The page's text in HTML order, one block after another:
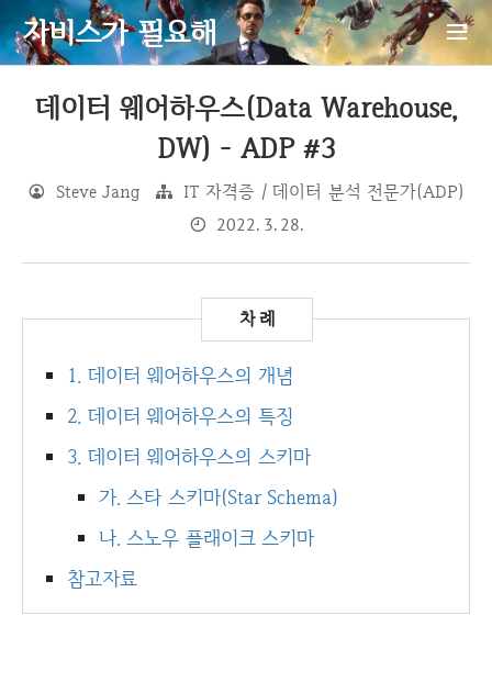
자비스가 필요해
데이터 웨어하우스(Data Warehouse,
DW) - ADP #3
Steve Jang IT 자격증 / 데이터 분석 전문가(ADP)
2022. 3. 28.
1. 데이터 웨어하우스의 개념
2. 데이터 웨어하우스의 특징
3. 데이터 웨어하우스의 스키마
가. 스타 스키마(Star Schema)
나. 스노우 플래이크 스키마
참고자료